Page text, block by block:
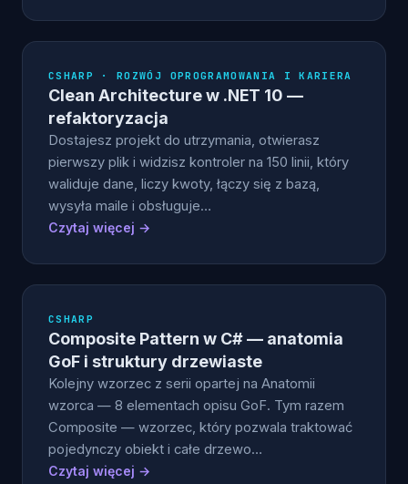
CSHARP · ROZWÓJ OPROGRAMOWANIA I KARIERA
Clean Architecture w .NET 10 —
refaktoryzacja
Dostajesz projekt do utrzymania, otwierasz
pierwszy plik i widzisz kontroler na 150 linii, który
waliduje dane, liczy kwoty, łączy się z bazą,
wysyła maile i obsługuje…
Czytaj więcej →
CSHARP
Composite Pattern w C# — anatomia
GoF i struktury drzewiaste
Kolejny wzorzec z serii opartej na Anatomii
wzorca — 8 elementach opisu GoF. Tym razem
Composite — wzorzec, który pozwala traktować
pojedynczy obiekt i całe drzewo…
Czytaj więcej →